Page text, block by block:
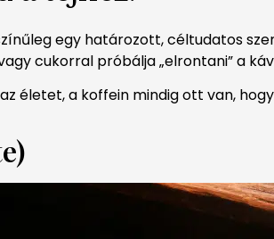
egy határozott, céltudatos
cukorral próbálja „elrontani” a
életet, a koffein mindig ott van,